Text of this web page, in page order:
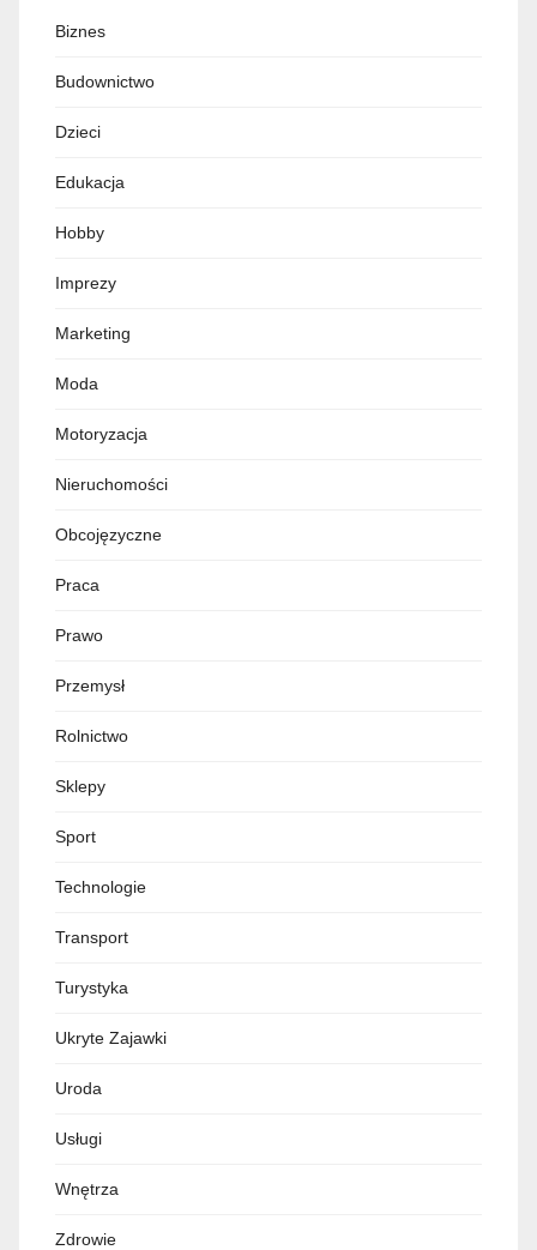
Biznes
Budownictwo
Dzieci
Edukacja
Hobby
Imprezy
Marketing
Moda
Motoryzacja
Nieruchomości
Obcojęzyczne
Praca
Prawo
Przemysł
Rolnictwo
Sklepy
Sport
Technologie
Transport
Turystyka
Ukryte Zajawki
Uroda
Usługi
Wnętrza
Zdrowie